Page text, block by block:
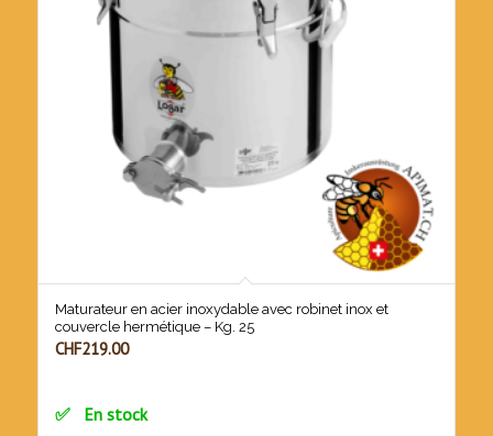
Maturateur en acier inoxydable avec robinet inox et
couvercle hermétique – Kg. 25
CHF219.00
En stock